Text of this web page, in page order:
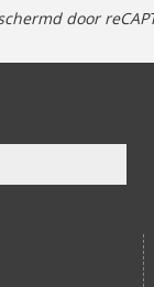
door